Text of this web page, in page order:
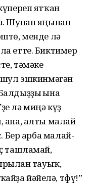
ятҡан
Шунан яңынан
менде лә
етте. Биктимер
тәмәке
шул эшкинмәгән
ғына
лә миңә күҙ
ана, алты малай
Бер арба малай-
ташламай,
тауыҡ,
йәйелә, тфү!”